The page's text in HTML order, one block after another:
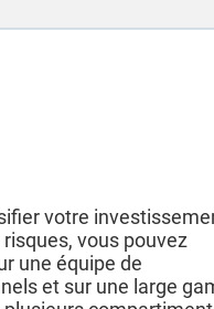
votre
vous pouvez
une équipe de
et sur une large